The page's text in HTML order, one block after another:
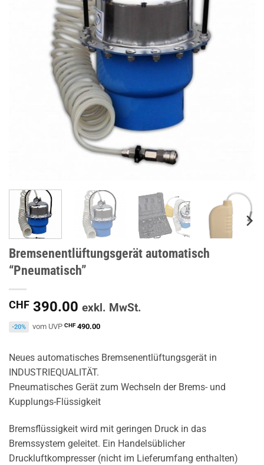
Bremsenentlüftungsgerät automatisch
“Pneumatisch”
CHF 390.00 exkl. MwSt.
-20% vom UVP CHF490.00
Neues automatisches Bremsenentlüftungsgerät in
INDUSTRIEQUALITÄT.
Pneumatisches Gerät zum Wechseln der Brems- und
Kupplungs-Flüssigkeit
Bremsflüssigkeit wird mit geringen Druck in das
Bremssystem geleitet. Ein Handelsüblicher
Druckluftkompresser (nicht im Lieferumfang enthalten)